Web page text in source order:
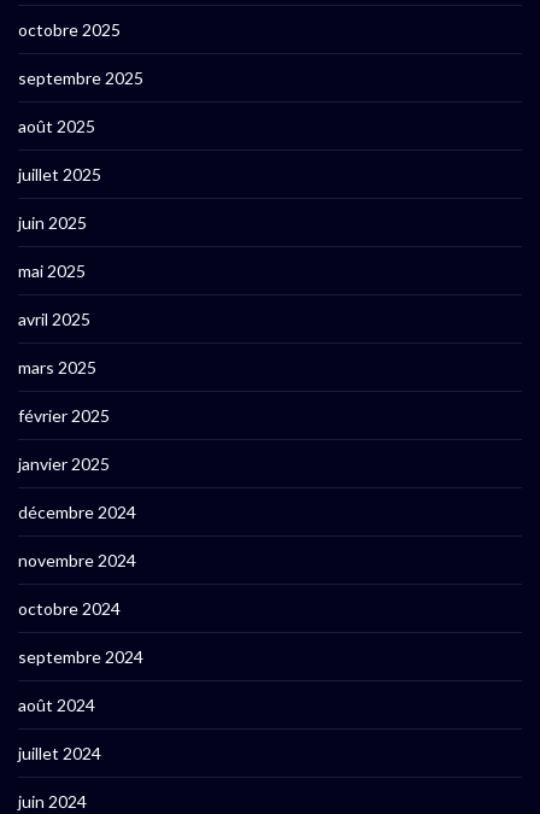
octobre 2025
septembre 2025
août 2025
juillet 2025
juin 2025
mai 2025
avril 2025
mars 2025
février 2025
janvier 2025
décembre 2024
novembre 2024
octobre 2024
septembre 2024
août 2024
juillet 2024
juin 2024